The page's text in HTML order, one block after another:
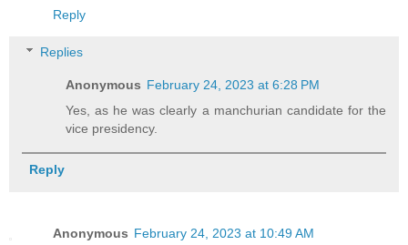
Reply
Replies
Anonymous February 24, 2023 at 6:28 PM
Yes, as he was clearly a manchurian candidate for the
vice presidency.
Reply
Anonymous February 24, 2023 at 10:49 AM